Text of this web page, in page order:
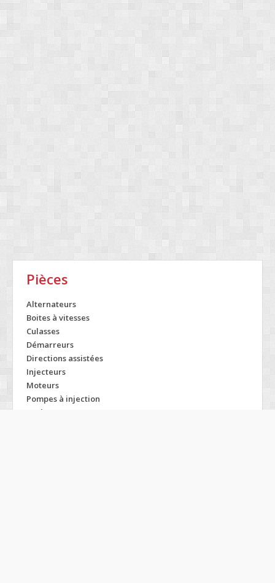
Pièces
Alternateurs
Boites à vitesses
Culasses
Démarreurs
Directions assistées
Injecteurs
Moteurs
Pompes à injection
Turbos